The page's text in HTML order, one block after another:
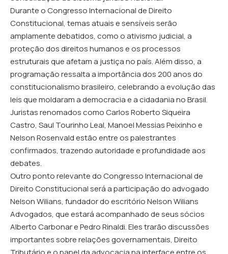
Durante o Congresso Internacional de Direito
Constitucional, temas atuais e sensíveis serão
amplamente debatidos, como o ativismo judicial, a
proteção dos direitos humanos e os processos
estruturais que afetam a justiça no país. Além disso, a
programação ressalta a importância dos 200 anos do
constitucionalismo brasileiro, celebrando a evolução das
leis que moldaram a democracia e a cidadania no Brasil.
Juristas renomados como Carlos Roberto Siqueira
Castro, Saul Tourinho Leal, Manoel Messias Peixinho e
Nelson Rosenvald estão entre os palestrantes
confirmados, trazendo autoridade e profundidade aos
debates.
Outro ponto relevante do Congresso Internacional de
Direito Constitucional será a participação do advogado
Nelson Wilians, fundador do escritório Nelson Wilians
Advogados, que estará acompanhado de seus sócios
Alberto Carbonar e Pedro Rinaldi. Eles trarão discussões
importantes sobre relações governamentais, Direito